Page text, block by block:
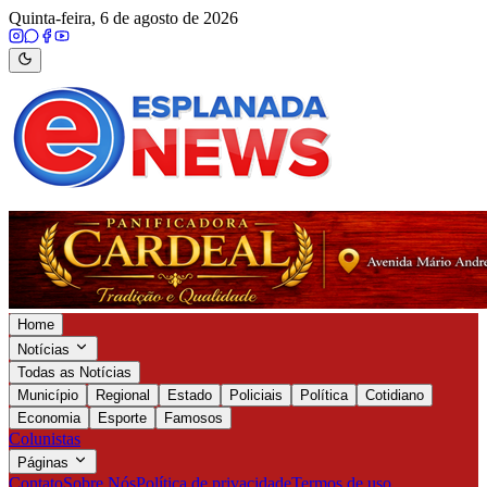
Quinta-feira, 6 de agosto de 2026
Home
Notícias
Todas as Notícias
Município
Regional Estado Policiais Política
Cotidiano
Economia
Esporte Famosos
Colunistas
Páginas
ContatoSobre NósPolítica de privacidadeTermos de uso